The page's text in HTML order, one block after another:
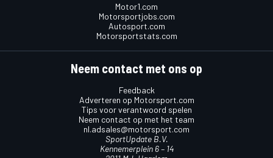
Motor1.com
Motorsportjobs.com
Autosport.com
Motorsportstats.com
Neem contact met ons op
Feedback
Adverteren op Motorsport.com
Tips voor verantwoord spelen
Neem contact op met het team
nl.adsales@motorsport.com
SportUpdate B.V.
Kennemerplein 6 – 14